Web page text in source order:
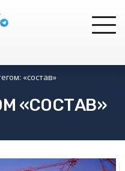
«состав»
«СОСТАВ»